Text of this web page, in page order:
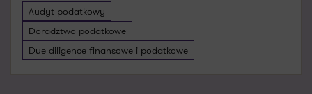
Audyt podatkowy
Doradztwo podatkowe
Due diligence finansowe i podatkowe